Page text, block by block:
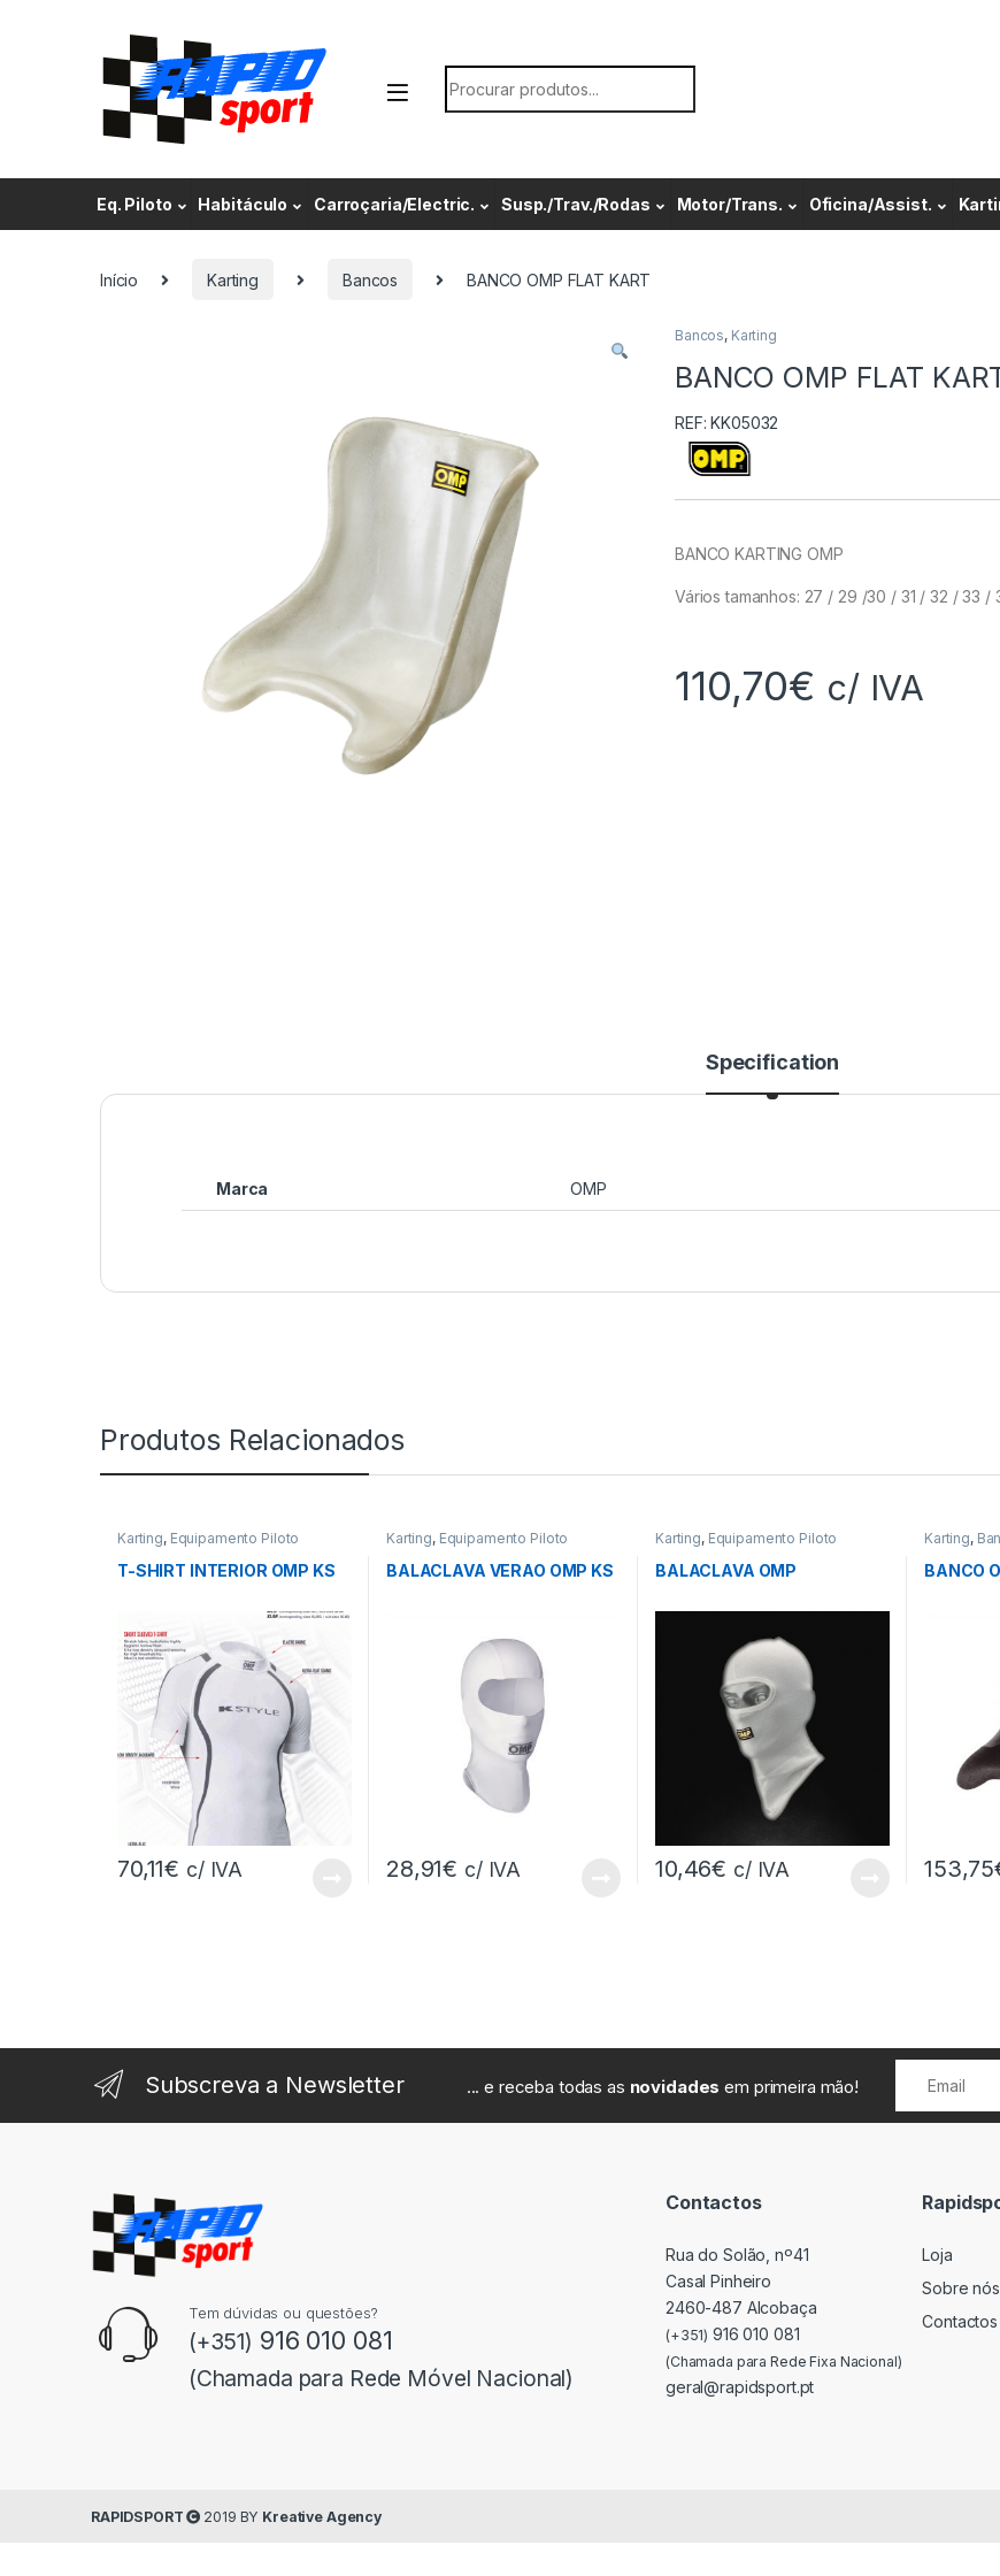
Search for:
Eq. Piloto Habitáculo Carroçaria/Electric. Susp./Trav./Rodas Motor/Trans. Oficina/Assist.
Início Karting Bancos BANCO OMP FLAT KART
Bancos, Karting
BANCO OMP FLAT
REF: KK05032
BANCO KARTING OMP
Vários tamanhos: 27 / 29 /30 / 31 / 32 / 33 /
110,70€ c/ IVA
Specification
Marca OMP
Produtos Relacionados
Karting, Equipamento Piloto
T-SHIRT INTERIOR OMP KS
70,11€ c/ IVA
Karting, Equipamento Piloto
BALACLAVA VERAO OMP KS
28,91€ c/ IVA
Karting, Equipamento Piloto
BALACLAVA OMP
10,46€ c/ IVA
Karting,
BANCO
153,75
Subscreva a Newsletter ... e receba todas as novidades em primeira mão!
Tem dúvidas ou questões?
(+351) 916 010 081
(Chamada para Rede Móvel Nacional)
Contactos
Rua do Solão, nº41
Casal Pinheiro
2460-487 Alcobaça
(+351) 916 010 081
(Chamada para Rede Fixa Nacional)
geral@rapidsport.pt
Loja
Sobre nós
Contactos
RAPIDSPORT 2019 BY Kreative Agency